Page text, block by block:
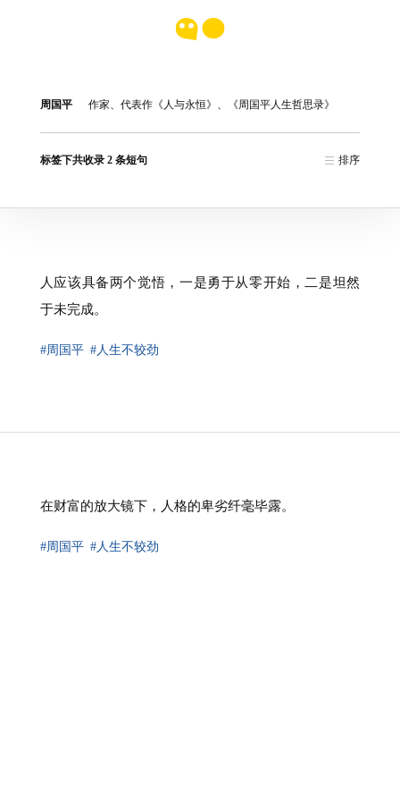
周国平 作家、代表作《人与永恒》、《周国平人生哲思录》
标签下共收录 2 条短句 排序
人应该具备两个觉悟，一是勇于从零开始，二是坦然
于未完成。
#周国平 #人生不较劲
在财富的放大镜下，人格的卑劣纤毫毕露。
#周国平 #人生不较劲